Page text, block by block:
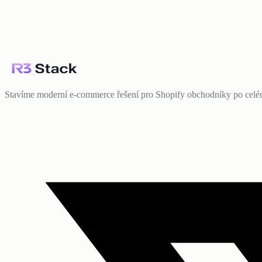
Stavíme moderní e-commerce řešení pro Shopify obchodníky po